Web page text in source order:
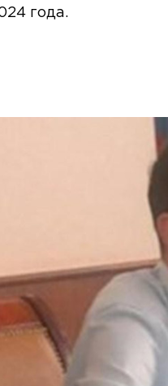
года.